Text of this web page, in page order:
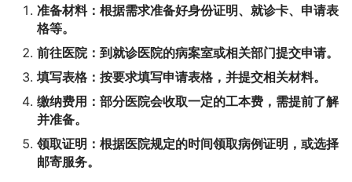
准备材料： 根据需求准备好身份证明、就诊卡、申请表
格等。
前往医院： 到就诊医院的病案室或相关部门提交申请。
填写表格： 按要求填写申请表格，并提交相关材料。
缴纳费用： 部分医院会收取一定的工本费，需提前了解
并准备。
领取证明： 根据医院规定的时间领取病例证明，或选择
邮寄服务。